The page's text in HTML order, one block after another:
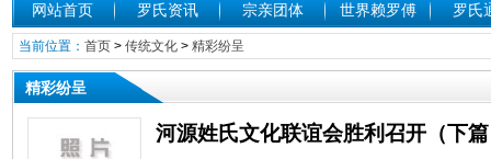
网站首页 罗氏资讯 宗亲团体 世界赖罗傅 罗氏
当前位置： 首页> 传统文化> 精彩纷呈
精彩纷呈
河源姓氏文化联谊会胜利召开（下